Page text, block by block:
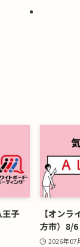
王子
【オン
方市）8/6
2026年07